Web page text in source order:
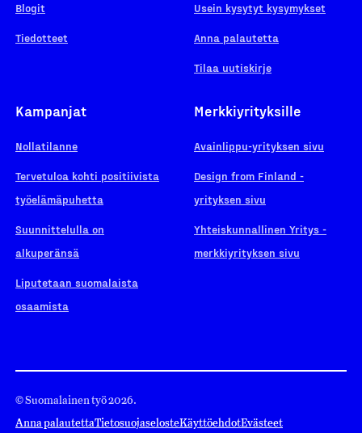
Blogit
Tiedotteet
Usein kysytyt kysymykset
Anna palautetta
Tilaa uutiskirje
Kampanjat
Nollatilanne
Tervetuloa kohti positiivista
työelämäpuhetta
Suunnittelulla on
alkuperänsä
Liputetaan suomalaista
osaamista
Merkkiyrityksille
Avainlippu-yrityksen sivu
Design from Finland -
yrityksen sivu
Yhteiskunnallinen Yritys -
merkkiyrityksen sivu
© Suomalainen työ 2026.
Anna palautettaTietosuojaselosteKäyttöehdotEvästeet